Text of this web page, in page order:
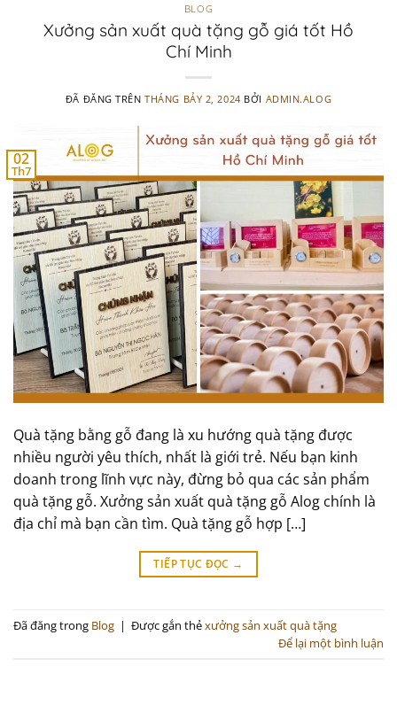
BLOG
Xưởng sản xuất quà tặng gỗ giá tốt Hồ
Chí Minh
ĐÃ ĐĂNG TRÊNTHÁNG BẢY 2, 2024 BỞI ADMIN.ALOG
02
Th7
Quà tặng bằng gỗ đang là xu hướng quà tặng được
nhiều người yêu thích, nhất là giới trẻ. Nếu bạn kinh
doanh trong lĩnh vực này, đừng bỏ qua các sản phẩm
quà tặng gỗ. Xưởng sản xuất quà tặng gỗ Alog chính là
địa chỉ mà bạn cần tìm. Quà tặng gỗ hợp […]
TIẾP TỤC ĐỌC →
Đã đăng trong Blog | Được gắn thẻxưởng sản xuất quà tặng
Để lại một bình luận